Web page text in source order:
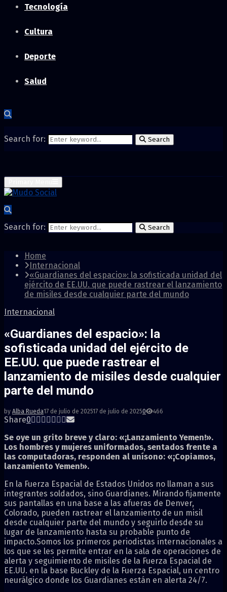
Tecnología
Cultura
Deporte
Salud
Search for: Search
Search for: Search
Home
Internacional
«Guardianes del espacio»: la sofisticada unidad del
ejército de EE.UU. que puede rastrear el lanzamiento
de misiles desde cualquier parte del mundo
Internacional
«Guardianes del espacio»: la
sofisticada unidad del ejército de
EE.UU. que puede rastrear el
lanzamiento de misiles desde cualquier
parte del mundo
by Alba Rueda17 de julio de 202517 de julio de 20250 466
Share0
Se oye un grito breve y claro: «¡Lanzamiento Yemen!».
Los hombres y mujeres uniformados, sentados frente a
las computadoras, responden al unísono: «¡Copiamos,
lanzamiento Yemen!».
En la Fuerza Espacial de Estados Unidos no llaman a sus
integrantes soldados, sino Guardianes. Mirando fijamente
sus pantallas en una base a las afueras de Denver,
Colorado, pueden rastrear el lanzamiento de un misil
desde cualquier parte del mundo y seguirlo desde su
lugar de lanzamiento hasta su probable punto de
impacto.Somos los primeros periodistas internacionales a
los que se les permite entrar en la sala de operaciones de
alerta y seguimiento de misiles de la Fuerza Espacial de
EE.UU. en la base Buckley de la Fuerza Espacial, un centro
neurálgico donde los Guardianes están en alerta 24/7.